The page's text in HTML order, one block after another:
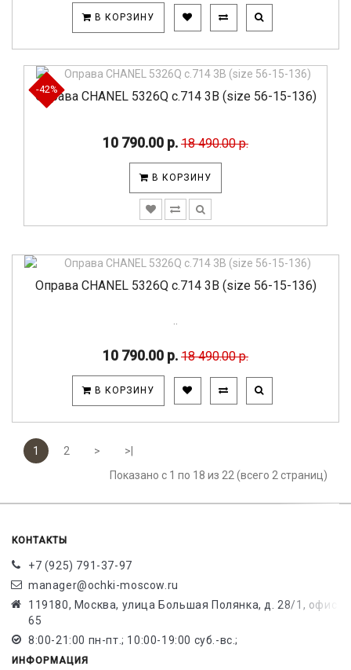
В КОРЗИНУ
-42%
Оправа CHANEL 5326Q c.714 3B (size 56-15-136)
10 790.00 р. 18 490.00 р.
В КОРЗИНУ
Оправа CHANEL 5326Q c.714 3B (size 56-15-136)
10 790.00 р. 18 490.00 р.
В КОРЗИНУ
1 2 >
>|
Показано с 1 по 18 из 22 (всего 2 страниц)
КОНТАКТЫ
+7 (925) 791-37-97
manager@ochki-moscow.ru
119180, Москва, улица Большая Полянка, д. 28/1, офис
65
8:00-21:00 пн-пт.; 10:00-19:00 суб.-вс.;
ИНФОРМАЦИЯ